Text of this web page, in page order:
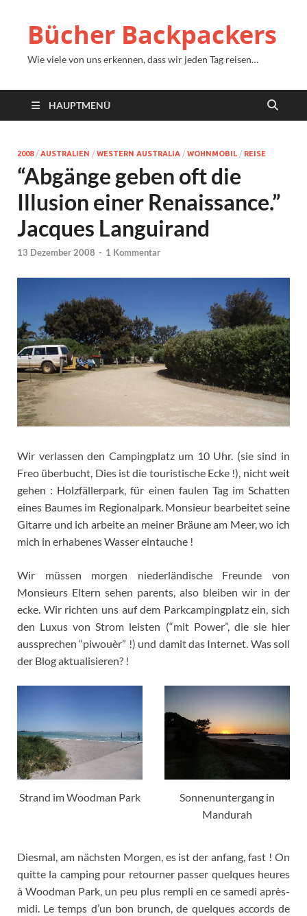
Bücher Backpackers
Wie viele von uns erkennen, dass wir jeden Tag reisen…
HAUPTMENÜ
2008/ AUSTRALIEN / WESTERN AUSTRALIA / WOHNMOBIL / REISE
“Abgänge geben oft die
Illusion einer Renaissance.”
Jacques Languirand
13 Dezember 2008 - 1 Kommentar
Wir verlassen den Campingplatz um 10 Uhr. (sie sind in
Freo überbucht, Dies ist die touristische Ecke !), nicht weit
gehen : Holzfällerpark, für einen faulen Tag im Schatten
eines Baumes im Regionalpark. Monsieur bearbeitet seine
Gitarre und ich arbeite an meiner Bräune am Meer, wo ich
mich in erhabenes Wasser eintauche !
Wir müssen morgen niederländische Freunde von
Monsieurs Eltern sehen parents, also bleiben wir in der
ecke. Wir richten uns auf dem Parkcampingplatz ein, sich
den Luxus von Strom leisten (“mit Power”, die sie hier
aussprechen “piwouèr” !) und damit das Internet. Was soll
der Blog aktualisieren? !
Strand im Woodman Park
Sonnenuntergang in
Mandurah
Diesmal, am nächsten Morgen, es ist der anfang, fast ! On
quitte la camping pour retourner passer quelques heures
à Woodman Park, un peu plus rempli en ce samedi après-
midi. Le temps d’un bon brunch,de quelques accords de